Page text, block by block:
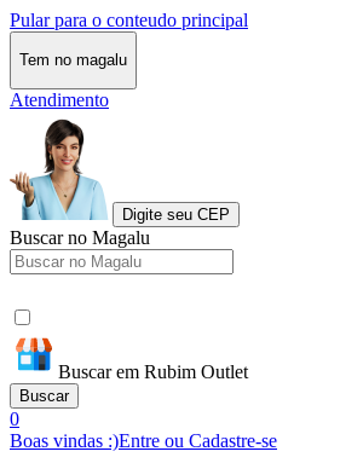
Pular para o conteudo principal
Tem no magalu
Atendimento
Digite seu CEP
Buscar no Magalu
Buscar em Rubim Outlet
Buscar
0
Boas vindas :)Entre ou Cadastre-se